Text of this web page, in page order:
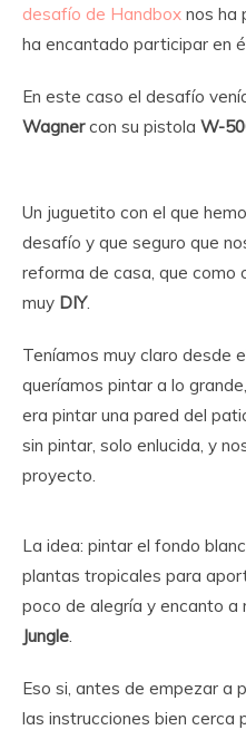
desafío de Handbox nos ha
ha encantado participar en
En este caso el desafío
Wagnercon su pistola W-
Un juguetito con el que
desafío y que seguro que
reforma de casa, que como
muy DIY.
Teníamos muy claro desde
queríamos pintar a lo
era pintar una pared del
sin pintar, solo enlucida, y
proyecto.
La idea: pintar el fondo
plantas tropicales para
poco de alegría y encanto a
Jungle
Eso si, antes de empezar a
las instrucciones bien cerca